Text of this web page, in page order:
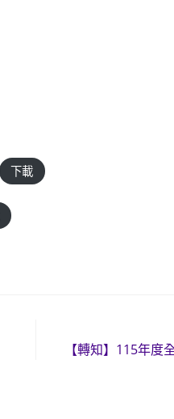
下載
【轉知】115年度